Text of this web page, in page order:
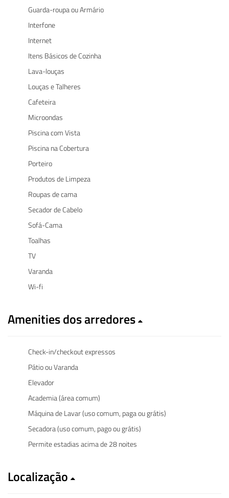
Guarda-roupa ou Armário
Interfone
Internet
Itens Básicos de Cozinha
Lava-louças
Louças e Talheres
Cafeteira
Microondas
Piscina com Vista
Piscina na Cobertura
Porteiro
Produtos de Limpeza
Roupas de cama
Secador de Cabelo
Sofá-Cama
Toalhas
TV
Varanda
Wi-fi
Amenities dos arredores
Check-in/checkout expressos
Pátio ou Varanda
Elevador
Academia (área comum)
Máquina de Lavar (uso comum, paga ou grátis)
Secadora (uso comum, pago ou grátis)
Permite estadias acima de 28 noites
Localização